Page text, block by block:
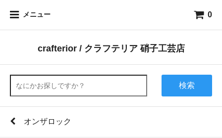
メニュー 0
crafterior / クラフテリア 硝子工芸店
検索
オンザロック